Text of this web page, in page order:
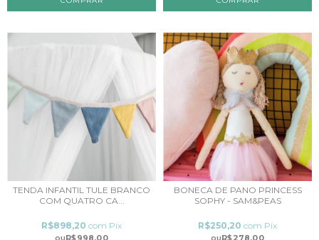
TENDA INFANTIL TULE BRANCO
COM QUATRO CA...
R$998,00
R$898,20 com Pix
BONECA DE PANO PRINCESS
SOPHY - SAM&PEAS
R$278,00
R$250,20 com Pix